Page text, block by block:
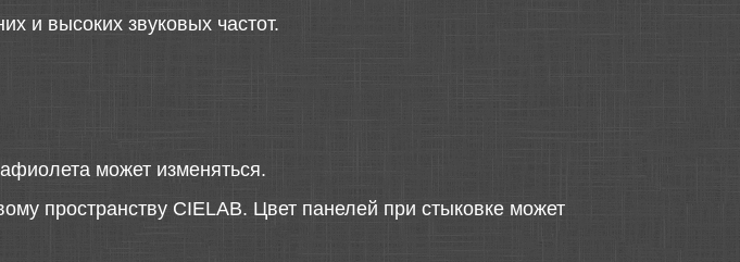
и высоких звуковых частот.
может изменяться.
пространству CIELAB. Цвет панелей при стыковке может